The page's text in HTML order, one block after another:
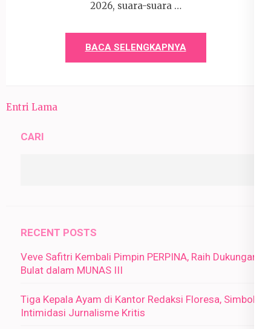
2026, suara-suara …
BACA SELENGKAPNYA
Entri Lama
CARI
RECENT POSTS
Veve Safitri Kembali Pimpin PERPINA, Raih Dukungan
Bulat dalam MUNAS III
Tiga Kepala Ayam di Kantor Redaksi Floresa, Simbol
Intimidasi Jurnalisme Kritis